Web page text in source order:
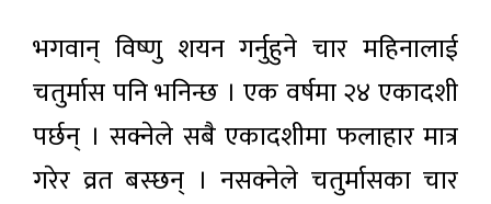
भगवान् विष्णु शयन गर्नुहुने चार महिनालाई
चतुर्मास पनि भनिन्छ । एक वर्षमा २४ एकादशी
पर्छन् । सक्नेले सबै एकादशीमा फलाहार मात्र
गरेर व्रत बस्छन् । नसक्नेले चतुर्मासका चार